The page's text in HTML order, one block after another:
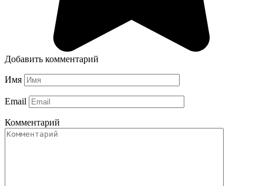
Добавить комментарий
Имя
Email
Комментарий